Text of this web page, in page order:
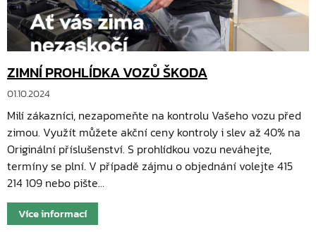
ZIMNÍ PROHLÍDKA VOZŮ ŠKODA
01.10.2024
Milí zákazníci, nezapomeňte na kontrolu Vašeho vozu před
zimou. Využít můžete akční ceny kontroly i slev až 40% na
Originální příslušenství. S prohlídkou vozu neváhejte,
termíny se plní. V případě zájmu o objednání volejte 415
214 109 nebo pište…
Více informací